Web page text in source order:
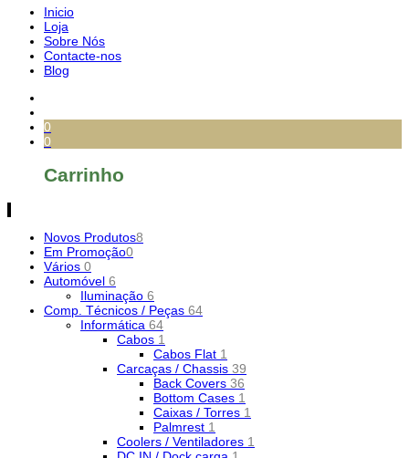
Inicio
Loja
Sobre Nós
Contacte-nos
Blog
0
0
Carrinho
Novos Produtos8
Em Promoção0
Vários 0
Automóvel 6
Iluminação 6
Comp. Técnicos / Peças 64
Informática 64
Cabos 1
Cabos Flat 1
Carcaças / Chassis 39
Back Covers 36
Bottom Cases 1
Caixas / Torres 1
Palmrest 1
Coolers / Ventiladores 1